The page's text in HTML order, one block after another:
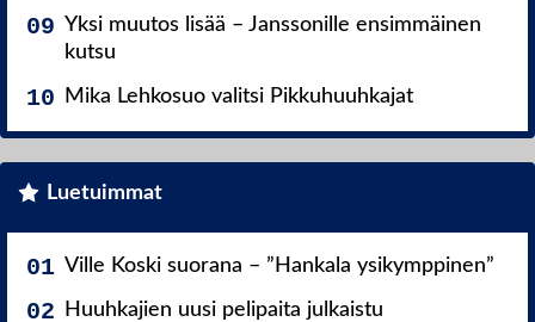
Yksi muutos lisää – Janssonille ensimmäinen
kutsu
Mika Lehkosuo valitsi Pikkuhuuhkajat
Luetuimmat
Ville Koski suorana – ”Hankala ysikymppinen”
Huuhkajien uusi pelipaita julkaistu